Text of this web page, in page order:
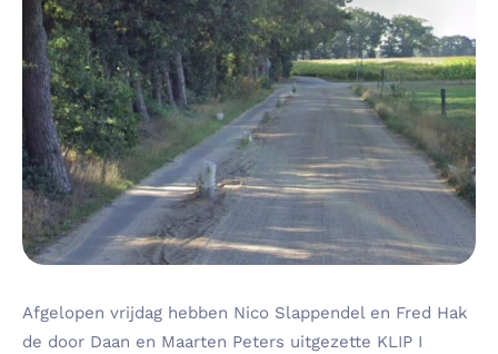
Afgelopen vrijdag hebben Nico Slappendel en Fred Hak
de door Daan en Maarten Peters uitgezette KLIP I